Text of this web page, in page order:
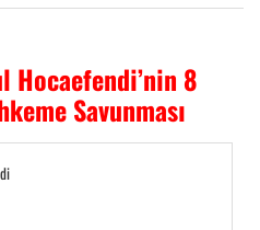
Hocaefendi’nin 8
Savunması